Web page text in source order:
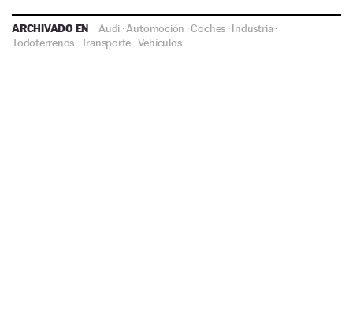
ARCHIVADO EN Audi ·Automoción ·Coches ·Industria·
Todoterrenos ·Transporte ·Vehículos